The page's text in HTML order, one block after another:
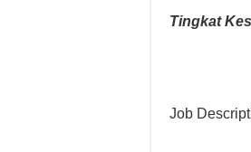
Tingkat
Job